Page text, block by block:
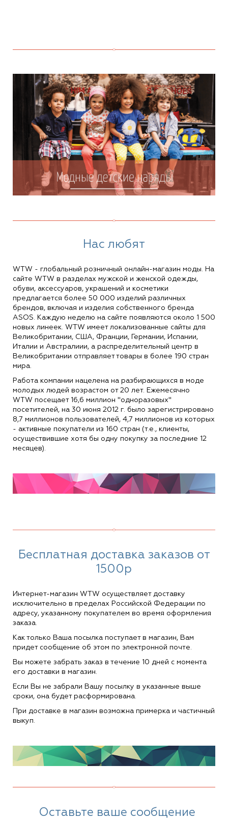
Нас любят
WTW - глобальный розничный онлайн‑магазин моды. На
сайте WTW в разделах мужской и женской одежды,
обуви, аксессуаров, украшений и косметики
предлагается более 50 000 изделий различных
брендов, включая и изделия собственного бренда
ASOS. Каждую неделю на сайте появляются около 1 500
новых линеек. WTW имеет локализованные сайты для
Великобритании, США, Франции, Германии, Испании,
Италии и Австралиии, а распределительный центр в
Великобритании отправляет товары в более 190 стран
мира.
Работа компании нацелена на разбирающихся в моде
молодых людей возрастом от 20 лет. Ежемесячно
WTW посещает 16,6 миллион "одноразовых"
посетителей, на 30 июня 2012 г. было зарегистрировано
8,7 миллионов пользователей, 4,7 миллионов из которых
- активные покупатели из 160 стран (т.е., клиенты,
осуществившие хотя бы одну покупку за последние 12
месяцев).
Бесплатная доставка заказов от
1500р
Интернет-магазин WTW осуществляет доставку
исключительно в пределах Российской Федерации по
адресу, указанному покупателем во время оформления
заказа.
Как только Ваша посылка поступает в магазин, Вам
придет сообщение об этом по электронной почте.
Вы можете забрать заказ в течение 10 дней с момента
его доставки в магазин.
Если Вы не забрали Вашу посылку в указанные выше
сроки, она будет расформирована.
При доставке в магазин возможна примерка и частичный
выкуп.
Оставьте ваше сообщение